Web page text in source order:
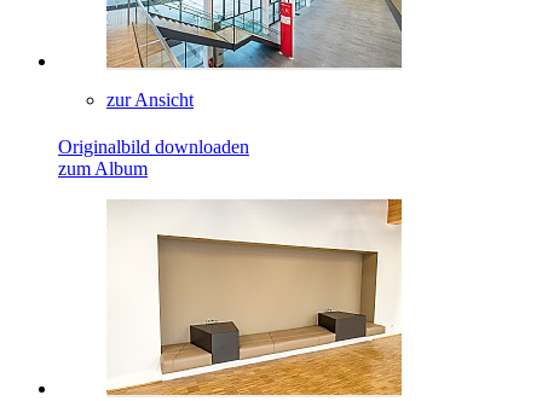
zur Ansicht
Originalbild downloaden
zum Album